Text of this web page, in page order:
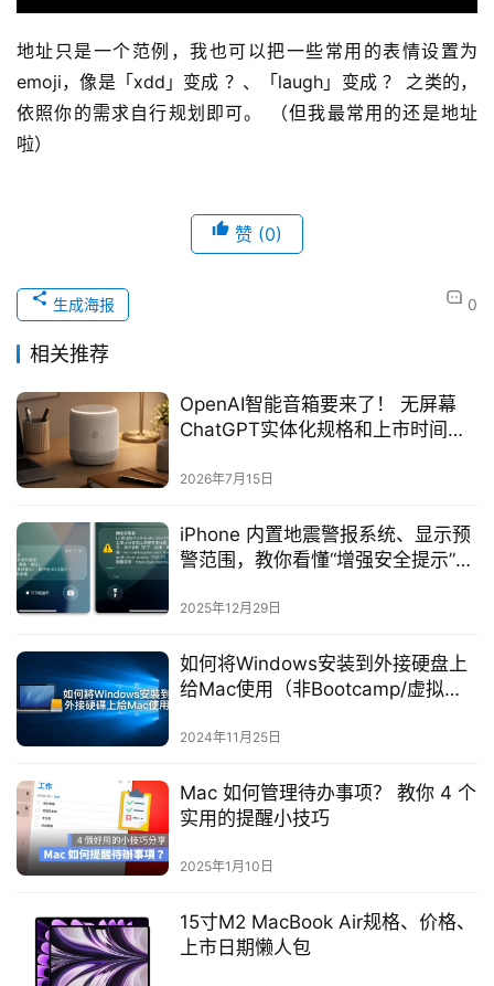
地址只是一个范例，我也可以把一些常用的表情设置为
emoji，像是「xdd」变成 ？、「laugh」变成 ？ 之类的，
依照你的需求自行规划即可。 （但我最常用的还是地址
啦）
赞 (0)
0
生成海报
相关推荐
OpenAI智能音箱要来了！ 无屏幕
ChatGPT实体化规格和上市时间一
2026年7月15日
iPhone 内置地震警报系统、显示预
警范围，教你看懂“增强安全提示”功
2025年12月29日
如何将Windows安装到外接硬盘上
给Mac使用（非Bootcamp/虚拟
2024年11月25日
Mac 如何管理待办事项？ 教你 4 个
实用的提醒小技巧
2025年1月10日
15寸M2 MacBook Air规格、价格、
上市日期懒人包